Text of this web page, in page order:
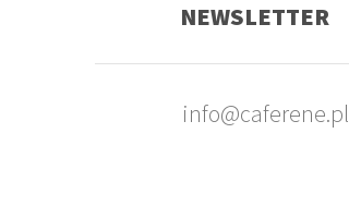
NEWSLETTER
info@caferene.pl